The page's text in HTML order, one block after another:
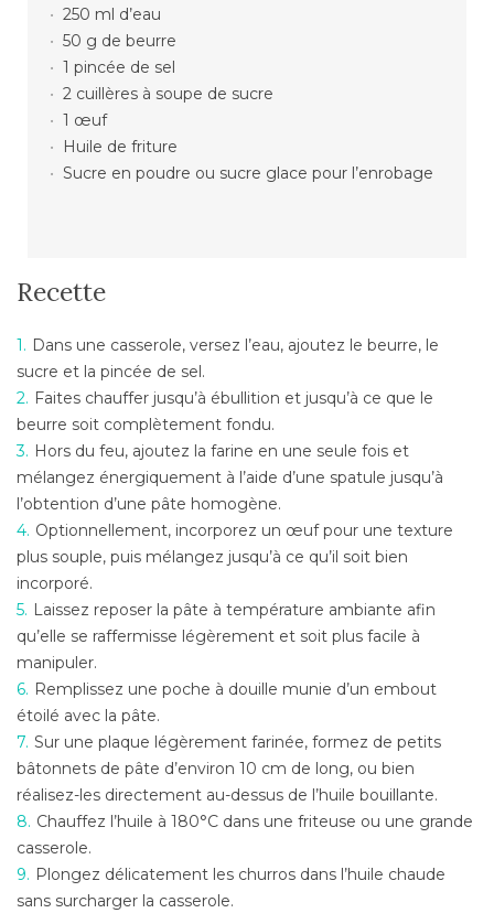
250 ml d’eau
50 g de beurre
1 pincée de sel
2 cuillères à soupe de sucre
1 œuf
Huile de friture
Sucre en poudre ou sucre glace pour l’enrobage
Recette
Dans une casserole, versez l’eau, ajoutez le beurre, le
sucre et la pincée de sel.
Faites chauffer jusqu’à ébullition et jusqu’à ce que le
beurre soit complètement fondu.
Hors du feu, ajoutez la farine en une seule fois et
mélangez énergiquement à l’aide d’une spatule jusqu’à
l’obtention d’une pâte homogène.
Optionnellement, incorporez un œuf pour une texture
plus souple, puis mélangez jusqu’à ce qu’il soit bien
incorporé.
Laissez reposer la pâte à température ambiante afin
qu’elle se raffermisse légèrement et soit plus facile à
manipuler.
Remplissez une poche à douille munie d’un embout
étoilé avec la pâte.
Sur une plaque légèrement farinée, formez de petits
bâtonnets de pâte d’environ 10 cm de long, ou bien
réalisez-les directement au-dessus de l’huile bouillante.
Chauffez l’huile à 180°C dans une friteuse ou une grande
casserole.
Plongez délicatement les churros dans l’huile chaude
sans surcharger la casserole.